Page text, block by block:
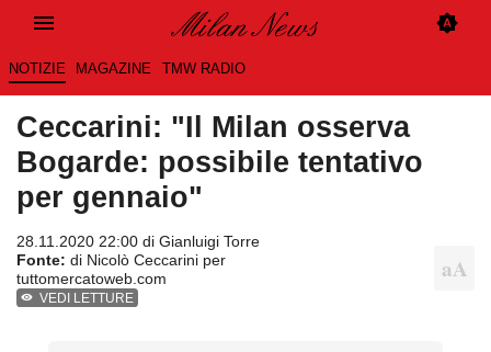
NOTIZIE MAGAZINE TMW RADIO
Ceccarini: "Il Milan osserva
Bogarde: possibile tentativo
per gennaio"
28.11.2020 22:00 di Gianluigi Torre
Fonte: di Nicolò Ceccarini per
tuttomercatoweb.com
VEDI LETTURE